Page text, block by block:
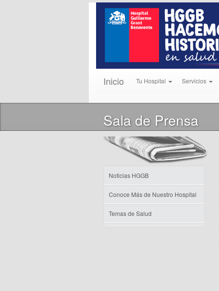
Inicio Tu Hospital Servicios
Sala de Prensa
Noticias HGGB
Conoce Más de Nuestro Hospital
Temas de Salud